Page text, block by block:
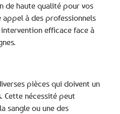
de haute qualité pour vos
à des professionnels
efficace face à
pièces qui doivent un
Cette nécessité peut
sangle ou une des